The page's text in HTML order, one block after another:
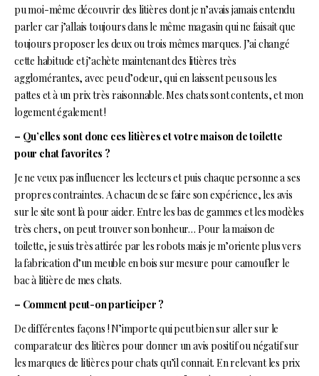
pu moi-même découvrir des litières dont je n’avais jamais entendu
parler car j’allais toujours dans le même magasin qui ne faisait que
toujours proposer les deux ou trois mêmes marques. J’ai changé
cette habitude et j’achète maintenant des litières très
agglomérantes, avec peu d’odeur, qui en laissent peu sous les
pattes et à un prix très raisonnable. Mes chats sont contents, et mon
logement également !
– Qu’elles sont donc ces litières et votre maison de toilette
pour chat favorites ?
Je ne veux pas influencer les lecteurs et puis chaque personne a ses
propres contraintes. A chacun de se faire son expérience, les avis
sur le site sont là pour aider. Entre les bas de gammes et les modèles
très chers, on peut trouver son bonheur… Pour la maison de
toilette, je suis très attirée par les robots mais je m’oriente plus vers
la fabrication d’un meuble en bois sur mesure pour camoufler le
bac à litière de mes chats.
– Comment peut-on participer ?
De différentes façons ! N’importe qui peut bien sur aller sur le
comparateur des litières pour donner un avis positif ou négatif sur
les marques de litières pour chats qu’il connait. En relevant les prix